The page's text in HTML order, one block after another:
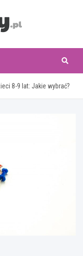
8-9 lat: Jakie wybrać?